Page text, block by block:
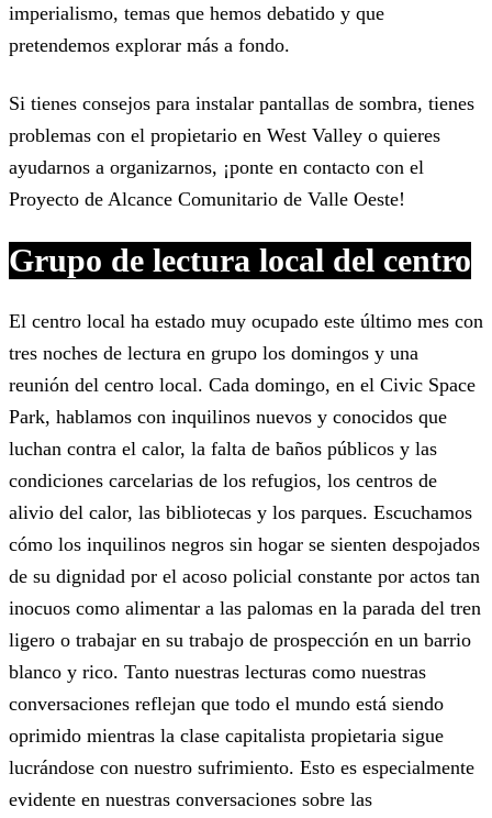
imperialismo, temas que hemos debatido y que
pretendemos explorar más a fondo.
Si tienes consejos para instalar pantallas de sombra, tienes
problemas con el propietario en West Valley o quieres
ayudarnos a organizarnos, ¡ponte en contacto con el
Proyecto de Alcance Comunitario de Valle Oeste!
Grupo de lectura local del centro
El centro local ha estado muy ocupado este último mes con
tres noches de lectura en grupo los domingos y una
reunión del centro local. Cada domingo, en el Civic Space
Park, hablamos con inquilinos nuevos y conocidos que
luchan contra el calor, la falta de baños públicos y las
condiciones carcelarias de los refugios, los centros de
alivio del calor, las bibliotecas y los parques. Escuchamos
cómo los inquilinos negros sin hogar se sienten despojados
de su dignidad por el acoso policial constante por actos tan
inocuos como alimentar a las palomas en la parada del tren
ligero o trabajar en su trabajo de prospección en un barrio
blanco y rico. Tanto nuestras lecturas como nuestras
conversaciones reflejan que todo el mundo está siendo
oprimido mientras la clase capitalista propietaria sigue
lucrándose con nuestro sufrimiento. Esto es especialmente
evidente en nuestras conversaciones sobre las